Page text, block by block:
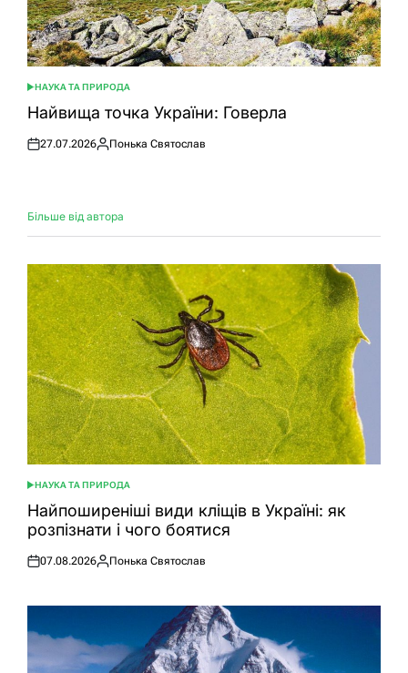
ОПУБЛІКУВАТИ
У
НАУКА ТА ПРИРОДА
Найвища точка України: Говерла
Оприлюднено
27.07.2026
Опубліковано
Понька Святослав
Більше від автора
ОПУБЛІКУВАТИ
У
НАУКА ТА ПРИРОДА
Найпоширеніші види кліщів в Україні: як
розпізнати і чого боятися
Оприлюднено
07.08.2026
Опубліковано
Понька Святослав